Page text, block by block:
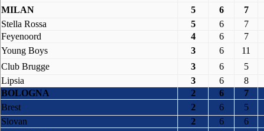
MILAN
5 6
7
Stella Rossa
5 6
7
Feyenoord
4 6
7
Young Boys
3 6
11
Club Brugge
3 6
5
Lipsia
3 6
8
BOLOGNA
2 6
7
Brest
2 6
5
Slovan
2 6
6